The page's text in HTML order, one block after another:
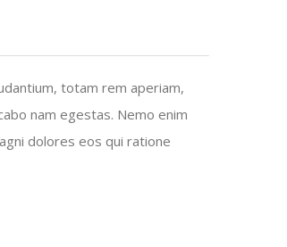
totam rem aperiam,
nam egestas. Nemo enim
dolores eos qui ratione